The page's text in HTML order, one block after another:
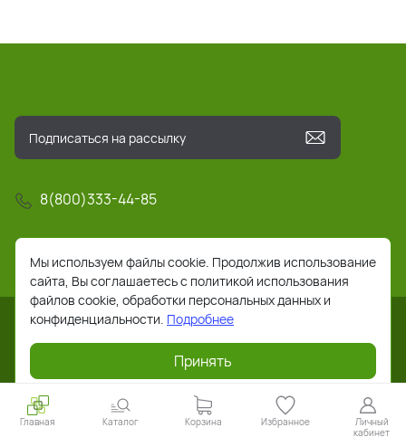
8(800)333-44-85
info@pochta-rts.ru
2026 © Все права защищены. Работает наReadyScript
Главная Каталог Корзина Избранное
Личный
кабинет
Мы используем файлы cookie. Продолжив использование
сайта, Вы соглашаетесь с политикой использования
файлов cookie, обработки персональных данных и
конфиденциальности. Подробнее
Принять